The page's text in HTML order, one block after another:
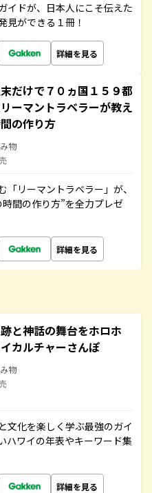
イドが、日本人にこそ伝えた
見ができる１冊！
詳細を見る
だけで７０ヵ国１５９都
ーマントラベラーが教え
の作り方
物
リーマントラベラー」が、
間の作り方”を全力プレゼ
詳細を見る
と神話の舞台をホロホ
カルチャーさんぽ
物
文化を楽しく学ぶ最強のガイ
ハワイの年表やキーワード集
詳細を見る